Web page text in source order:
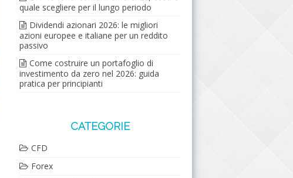
quale scegliere per il lungo periodo
Dividendi azionari 2026: le migliori
azioni europee e italiane per un reddito
passivo
Come costruire un portafoglio di
investimento da zero nel 2026: guida
pratica per principianti
CATEGORIE
CFD
Forex